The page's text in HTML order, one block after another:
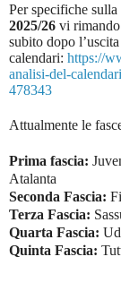
Per specifiche
2025/26 vi
subito dopo
calendari: https://
analisi-del-
478343
Attualmente le
Prima fascia:
Atalanta
Seconda Fascia:
Terza Fascia:
Quarta Fascia:
Quinta Fascia: